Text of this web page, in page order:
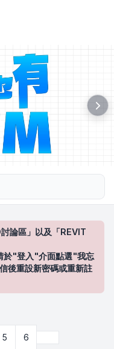
論區」以及「REVIT
於"登入"介面點選"我忘
後重設新密碼或重新註
5 6